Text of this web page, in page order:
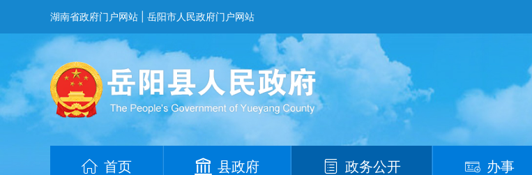
湖南省政府门户网站 岳阳市人民政府门户网站
首页 县政府 政务公开 办事